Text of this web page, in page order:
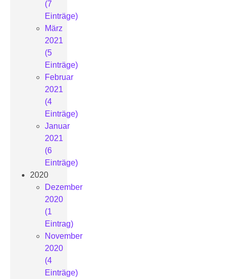
(7
Einträge)
März
2021
(5
Einträge)
Februar
2021
(4
Einträge)
Januar
2021
(6
Einträge)
2020
Dezember
2020
(1
Eintrag)
November
2020
(4
Einträge)